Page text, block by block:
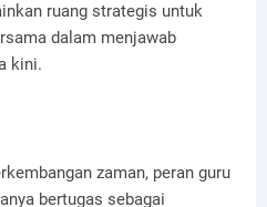
ruang strategis untuk
dalam menjawab
kini.
zaman, peran guru
bertugas sebagai